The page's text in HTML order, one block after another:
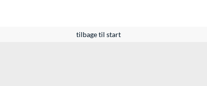
tilbage til start